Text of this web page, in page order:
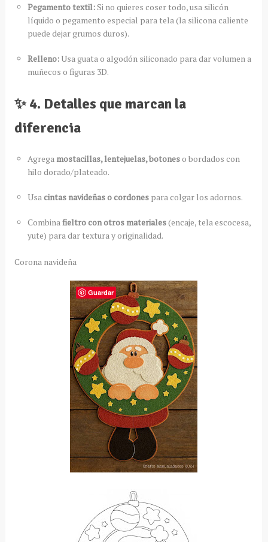
Pegamento textil:Si no quieres coser todo, usa silicón
líquido o pegamento especial para tela (la silicona caliente
puede dejar grumos duros).
Relleno:Usa guata o algodón siliconado para dar volumen a
muñecos o figuras 3D.
✨ 4. Detalles que marcan la
diferencia
Agrega mostacillas, lentejuelas, botoneso bordados con
hilo dorado/plateado.
Usa cintas navideñas o cordonespara colgar los adornos.
Combina fieltro con otros materiales(encaje, tela escocesa,
yute) para dar textura y originalidad.
Corona navideña
Guardar